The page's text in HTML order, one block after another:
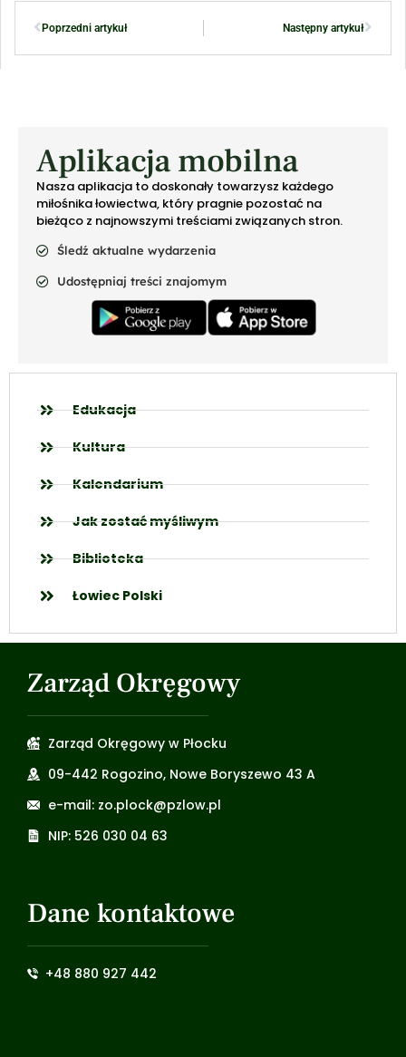
Poprzedni artykuł Następny artykuł
Aplikacja mobilna
Nasza aplikacja to doskonały towarzysz każdego
miłośnika łowiectwa, który pragnie pozostać na
bieżąco z najnowszymi treściami związanych stron.
Śledź aktualne wydarzenia
Udostępniaj treści znajomym
Edukacja
Kultura
Kalendarium
Jak zostać myśliwym
Biblioteka
Łowiec Polski
Zarząd Okręgowy
Zarząd Okręgowy w Płocku
09-442 Rogozino, Nowe Boryszewo 43 A
e-mail: zo.plock@pzlow.pl
NIP: 526 030 04 63
Dane kontaktowe
+48 880 927 442